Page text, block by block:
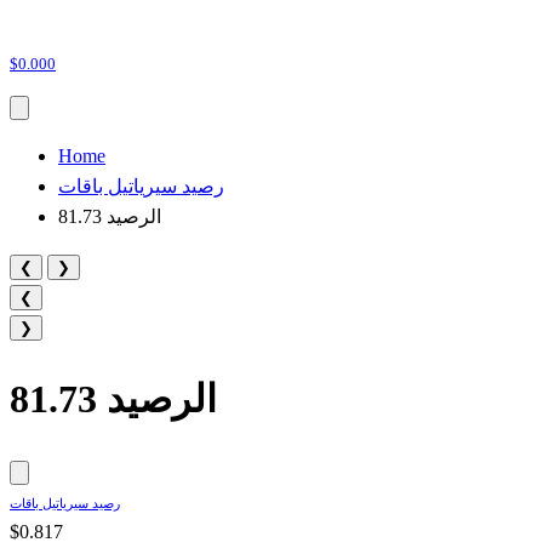
$0.000
Home
رصيد سيرياتيل باقات
81.73 الرصيد
❮
❯
❮
❯
81.73 الرصيد
رصيد سيرياتيل باقات
$0.817